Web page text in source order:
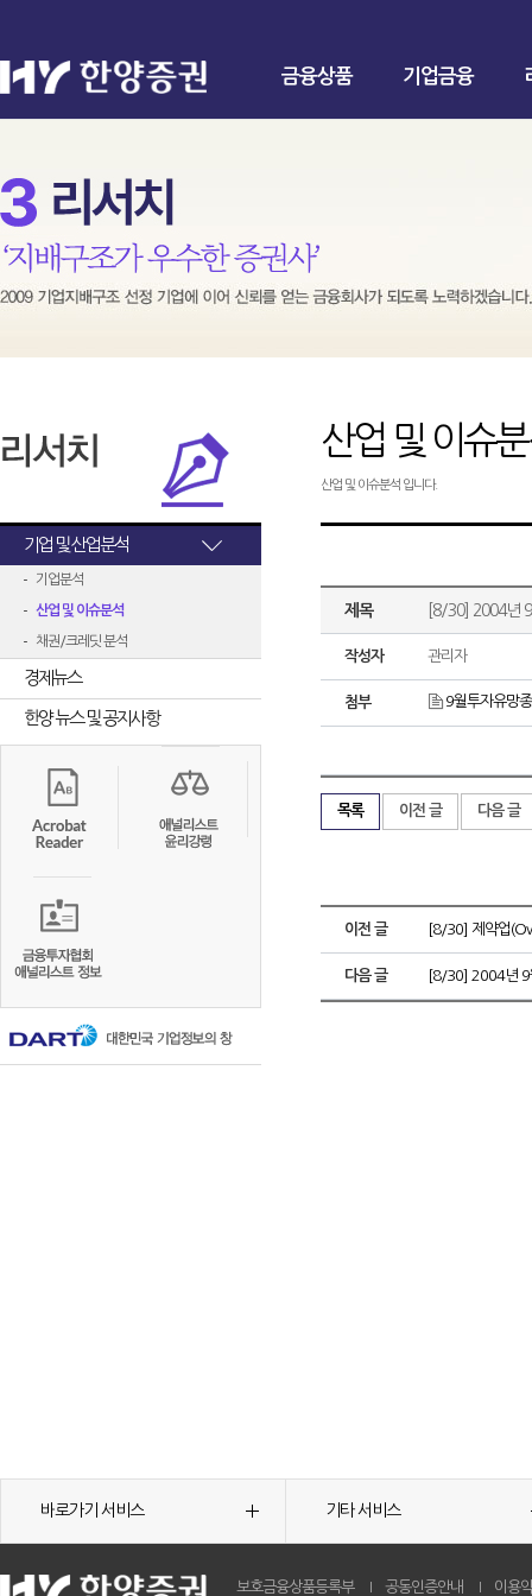
금융상품 기업금융
기업 및 산업분석
기업분석
산업 및 이슈분석
채권/크레딧 분석
경제뉴스
한양 뉴스 및 공지사항
산업 및 이슈
산업 및 이슈분석 입니다.
제목 [8/30] 2004년
작성자 관리자
첨부 9월투자유망
목록 이전 글 다음 글
이전 글 [8/30] 제약업
다음 글 [8/30] 2004년 9
바로가기 서비스 기타 서비스
보호금융상품등록부 공동인증안내 이용